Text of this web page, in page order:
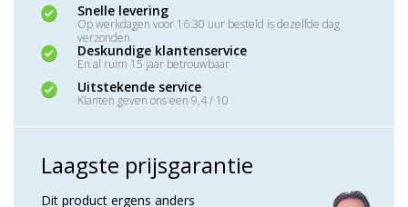
Snelle levering
Op werkdagen voor 16:30 uur besteld is dezelfde dag
verzonden
Deskundige klantenservice
En al ruim 15 jaar betrouwbaar
Uitstekende service
Klanten geven ons een 9,4 / 10
Laagste prijsgarantie
Dit product ergens anders